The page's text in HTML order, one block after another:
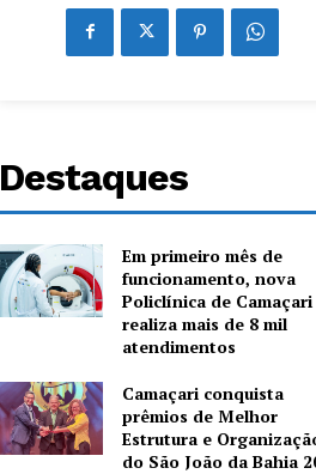
Destaques
Em primeiro mês de
funcionamento, nova
Policlínica de Camaçari
realiza mais de 8 mil
atendimentos
Camaçari conquista
prêmios de Melhor
Estrutura e
do São João da Bahia